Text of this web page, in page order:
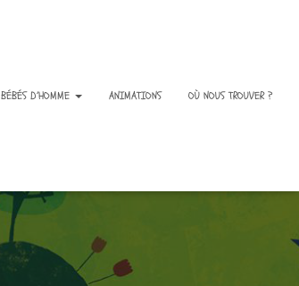
BÉBÉS D’HOMME ANIMATIONS OÙ NOUS TROUVER ?